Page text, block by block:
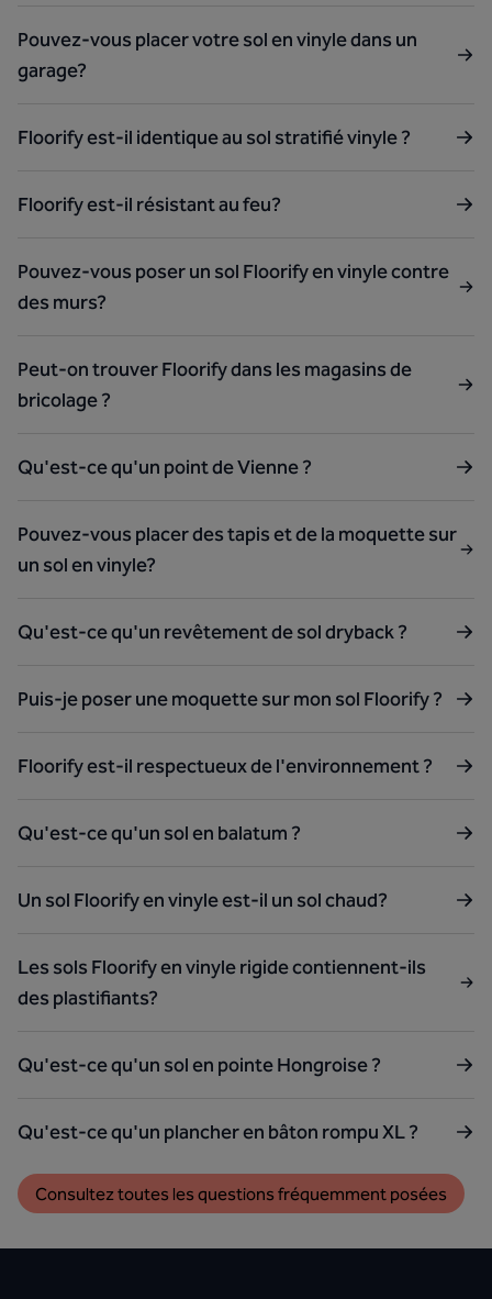
Pouvez-vous placer votre sol en vinyle dans un
garage?
Floorify est-il identique au sol stratifié vinyle ?
Floorify est-il résistant au feu?
Pouvez-vous poser un sol Floorify en vinyle contre
des murs?
Peut-on trouver Floorify dans les magasins de
bricolage ?
Qu'est-ce qu'un point de Vienne ?
Pouvez-vous placer des tapis et de la moquette sur
un sol en vinyle?
Qu'est-ce qu'un revêtement de sol dryback ?
Puis-je poser une moquette sur mon sol Floorify ?
Floorify est-il respectueux de l'environnement ?
Qu'est-ce qu'un sol en balatum ?
Un sol Floorify en vinyle est-il un sol chaud?
Les sols Floorify en vinyle rigide contiennent-ils
des plastifiants?
Qu'est-ce qu'un sol en pointe Hongroise ?
Qu'est-ce qu'un plancher en bâton rompu XL ?
Consultez toutes les questions fréquemment posées